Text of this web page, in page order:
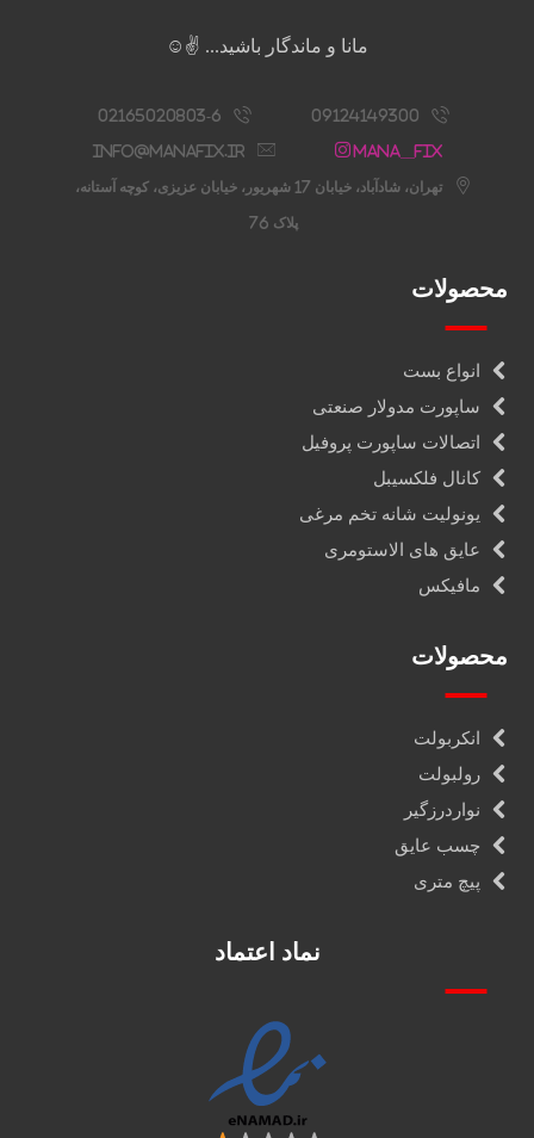
مانا و ماندگار باشید... ✌️☺️
09124149300
02165020803-6
Mana__fix
info@manafix.ir
تهران، شادآباد، خیابان 17 شهریور، خیابان عزیزی، کوچه آستانه،
پلاک 76
محصولات
انواع بست
ساپورت مدولار صنعتی
اتصالات ساپورت پروفیل
کانال فلکسیبل
یونولیت شانه تخم مرغی
عایق های الاستومری
مافیکس
محصولات
انکربولت
رولبولت
نواردرزگیر
چسب عایق
پیچ متری
نماد اعتماد